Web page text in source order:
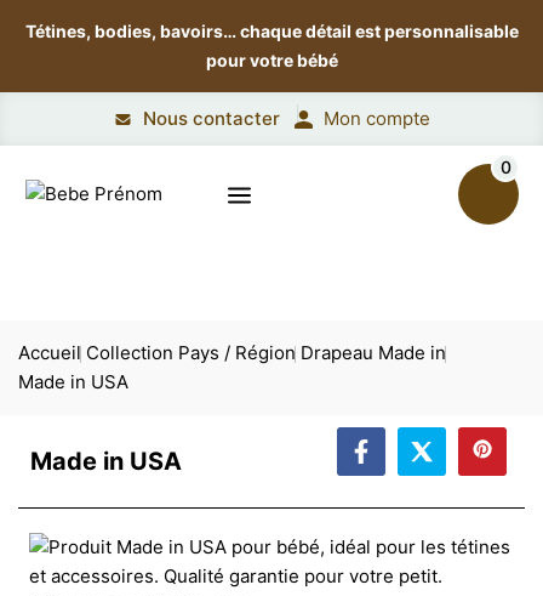
Tétines, bodies, bavoirs…chaque détail est personnalisable
pour votre bébé
Nous contacter Mon compte
0
Accueil Collection Pays / Région Drapeau Made in
Made in USA
Made in USA